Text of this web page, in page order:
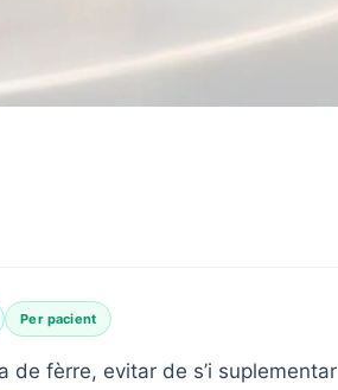
Per pacient
fèrre, evitar de s’i suplementar